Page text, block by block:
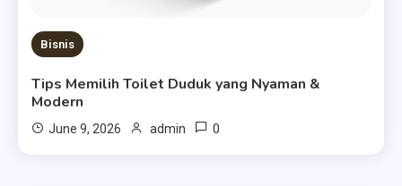
Bisnis
Tips Memilih Toilet Duduk yang Nyaman &
Modern
June 9, 2026 admin 0